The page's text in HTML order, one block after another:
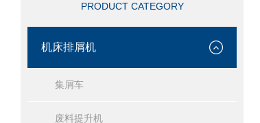
PRODUCT CATEGORY
机床排屑机
集屑车
废料提升机